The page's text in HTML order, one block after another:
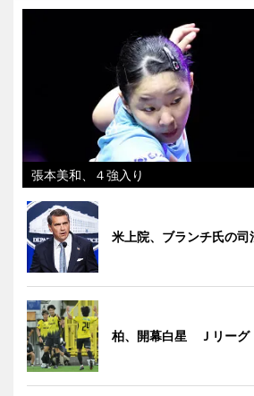
張本美和、４強入り
米上院、ブランチ氏の司
柏、開幕白星 Ｊリーグ